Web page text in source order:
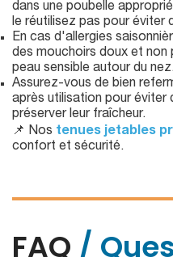
dans une poubelle
le réutilisez pas pour éviter
En cas d'allergies
des mouchoirs doux et
peau sensible autour du
Assurez-vous de bien
après utilisation pour éviter
préserver leur fraîcheur.
📌 Nos tenues jetables
confort et sécurité.
FAQ /